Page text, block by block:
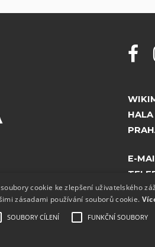
E-
cookie ke zlepšení uživatelského
zásadami používání souborů cookie.
SOUBORY CÍLENÍ FUNKČNÍ SOUBORY